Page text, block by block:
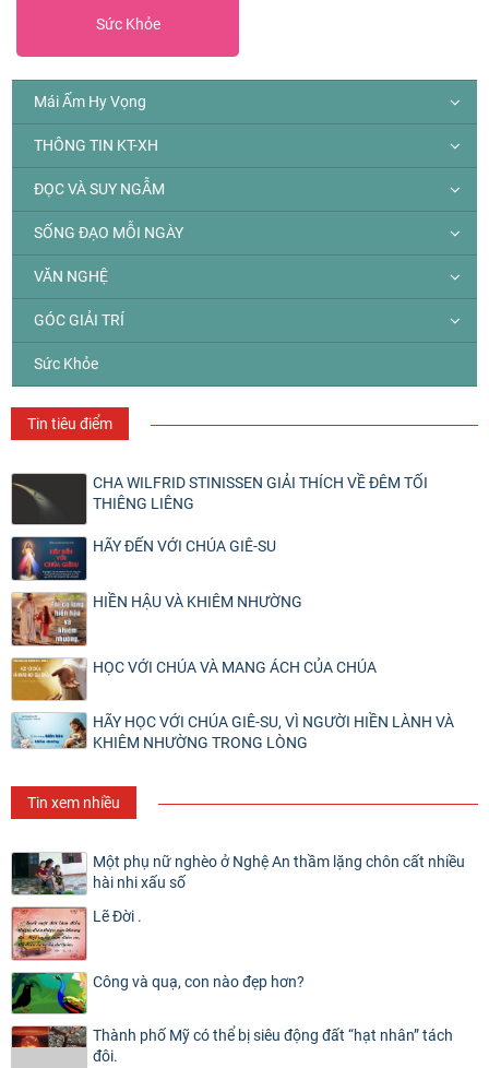
Sức Khỏe
Mái Ấm Hy Vọng
THÔNG TIN KT-XH
ĐỌC VÀ SUY NGẪM
SỐNG ĐẠO MỖI NGÀY
VĂN NGHỆ
GÓC GIẢI TRÍ
Sức Khỏe
Tin tiêu điểm
CHA WILFRID STINISSEN GIẢI THÍCH VỀ ĐÊM TỐI
THIÊNG LIÊNG
HÃY ĐẾN VỚI CHÚA GIÊ-SU
HIỀN HẬU VÀ KHIÊM NHƯỜNG
HỌC VỚI CHÚA VÀ MANG ÁCH CỦA CHÚA
HÃY HỌC VỚI CHÚA GIÊ-SU, VÌ NGƯỜI HIỀN LÀNH VÀ
KHIÊM NHƯỜNG TRONG LÒNG
Tin xem nhiều
Một phụ nữ nghèo ở Nghệ An thầm lặng chôn cất nhiều
hài nhi xấu số
Lẽ Đời .
Công và quạ, con nào đẹp hơn?
Thành phố Mỹ có thể bị siêu động đất “hạt nhân” tách
đôi.